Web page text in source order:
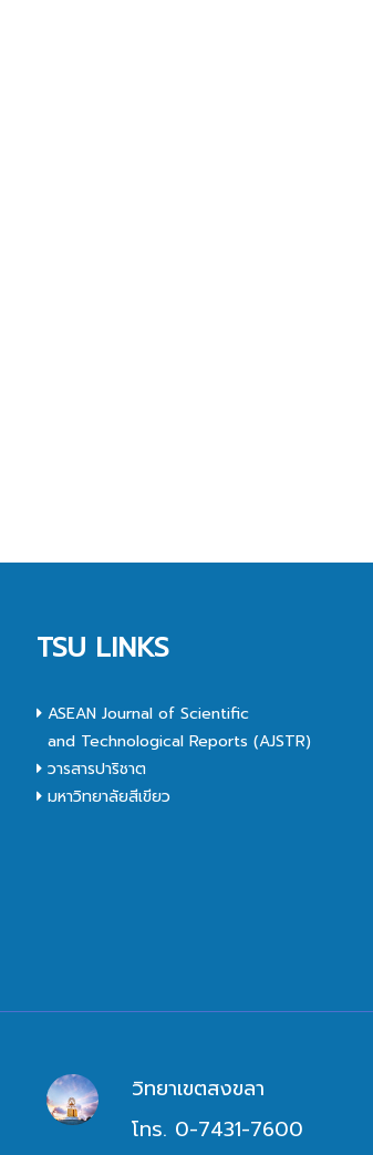
TSU LINKS
ASEAN Journal of Scientific
and Technological Reports (AJSTR)
วารสารปาริชาต
มหาวิทยาลัยสีเขียว
วิทยาเขตสงขลา
โทร. 0-7431-7600